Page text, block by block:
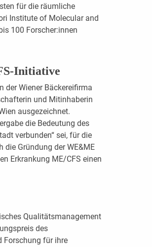
für die räumliche
Institute of Molecular and
100 Forscher:innen
Initiative
der Wiener Bäckereifirma
und Mitinhaberin
ausgezeichnet.
die Bedeutung des
verbunden“ sei, für die
Gründung der WE&ME
Erkrankung ME/CFS einen
Qualitätsmanagement
des
Forschung für ihre